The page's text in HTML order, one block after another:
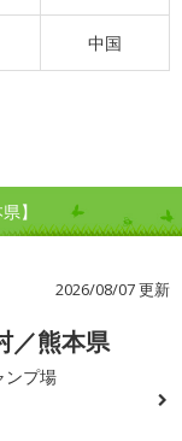
中国
】
2026/08/07 更新
／熊本県
ンプ場